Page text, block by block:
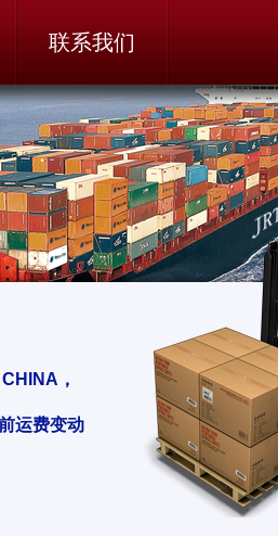
联系我们
，
运费变动